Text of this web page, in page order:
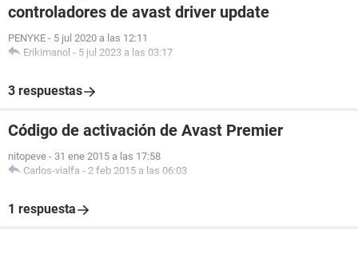
controladores de avast driver update
PENYKE - 5 jul 2020 a las 12:11
Erikimanol - 5 jul 2023 a las 03:17
3 respuestas
Código de activación de Avast Premier
nitopeve - 31 ene 2015 a las 17:58
Carlos-vialfa - 2 feb 2015 a las 06:03
1 respuesta